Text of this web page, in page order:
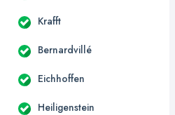
Krafft
Bernardvillé
Eichhoffen
Heiligenstein